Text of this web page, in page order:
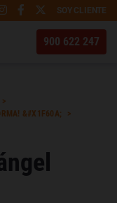
SOY CLIENTE
900 622 247
&#X1F60A;